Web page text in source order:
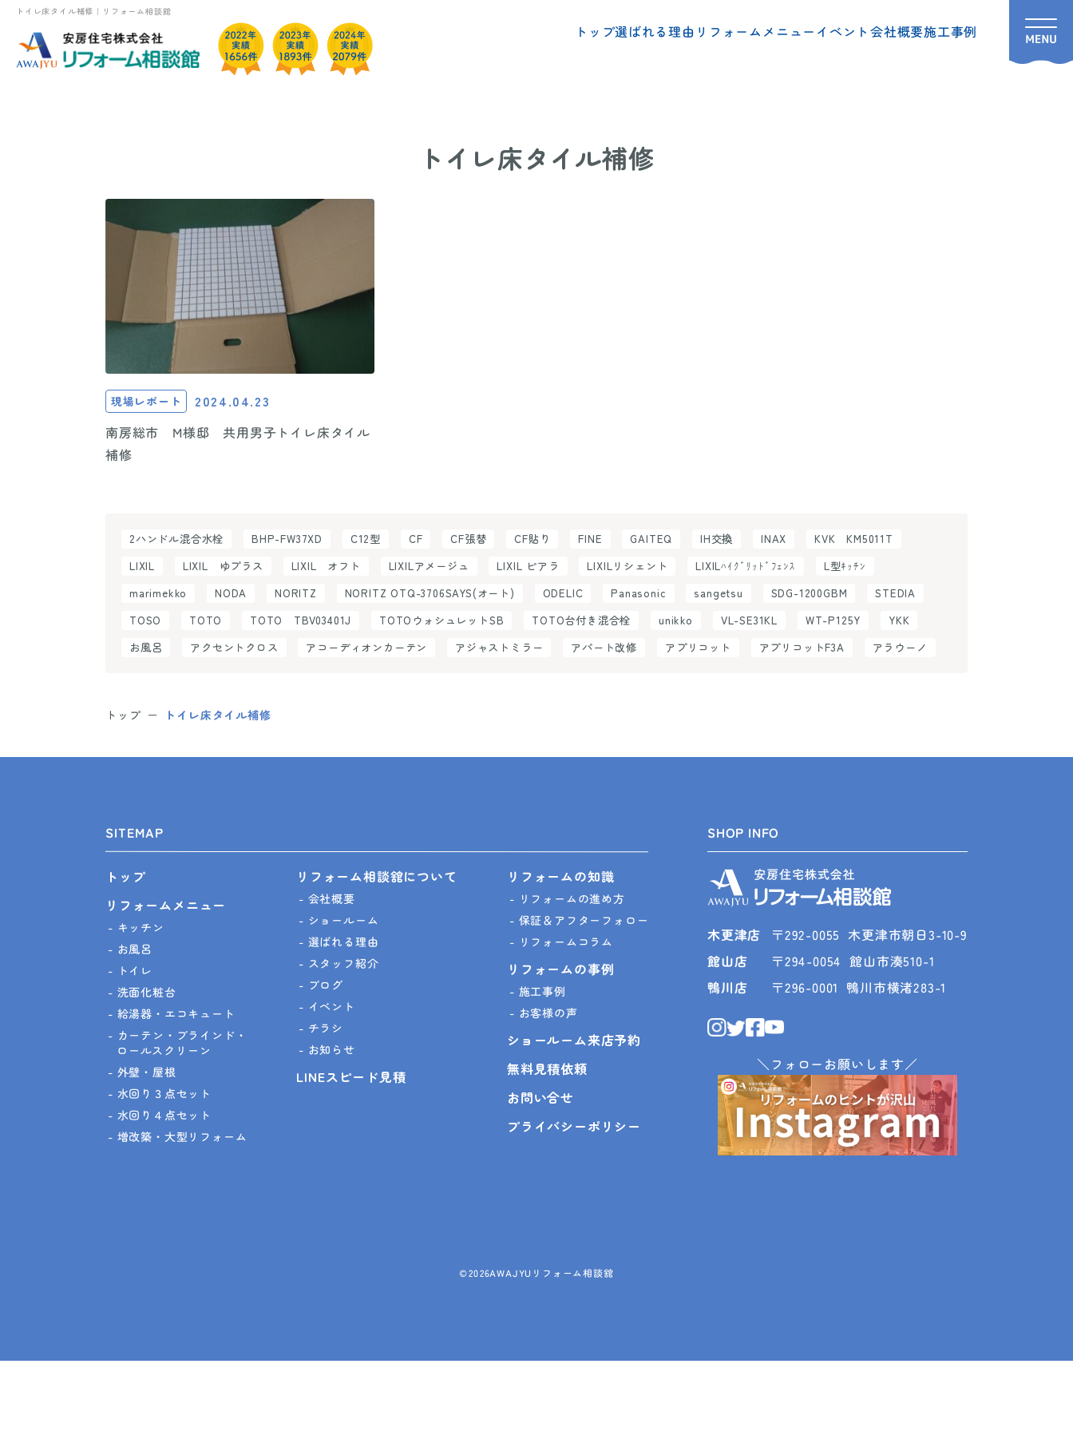
トイレ床タイル補修｜リフォーム相談館
トップ選ばれる理由 リフォームメニュー イベント 会社概要施工事例
トイレ床タイル補修
現場レポート 2024.04.23
南房総市 M様邸 共用男子トイレ床タイル
補修
2ハンドル混合水栓 BHP-FW37XD C12型 CF CF張替 CF貼り FINE GAITEQ IH交換 INAX
KVK KM5011T
LIXIL
LIXIL ゆプラス LIXIL オフト LIXILアメージュ LIXIL ピアラ LIXILリシェント LIXILﾊｲｸﾞﾘｯﾄﾞﾌｪﾝｽ
L型ｷｯﾁﾝ
marimekko
NODA NORITZ NORITZ OTQ-3706SAYS(オート) ODELIC Panasonic sangetsu SDG-1200GBM
STEDIA
TOSO
TOTO TOTO TBV03401J TOTOウォシュレットSB TOTO台付き混合栓 unikko VL-SE31KL WT-P125Y
YKK
お風呂
アクセントクロス アコーディオンカーテン アジャストミラー アパート改修 アプリコット アプリコットF3A アラウーノ
トップ トイレ床タイル補修
SITEMAP
トップ
リフォームメニュー
キッチン
お風呂
トイレ
洗面化粧台
給湯器・エコキュート
カーテン・ブラインド・
ロールスクリーン
外壁・屋根
水回り３点セット
水回り４点セット
増改築・大型リフォーム
リフォーム相談舘について
会社概要
ショールーム
選ばれる理由
スタッフ紹介
ブログ
イベント
チラシ
お知らせ
LINEスピード見積
リフォームの知識
リフォームの進め方
保証＆アフターフォロー
リフォームコラム
リフォームの事例
施工事例
お客様の声
ショールーム来店予約
無料見積依頼
お問い合せ
プライバシーポリシー
SHOP INFO
木更津店 〒292-0055 木更津市朝日3-10-9
館山店 〒294-0054 館山市湊510-1
鴨川店 〒296-0001 鴨川市横渚283-1
＼フォローお願いします／
©2026AWAJYUリフォーム相談舘